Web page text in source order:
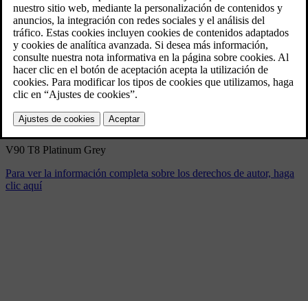
V90 T8 Platinum Grey
9/3/2024
Marcador
Compartir
Descargar
V90 T8 Platinum Grey
Para ver la información completa sobre los derechos de autor, haga
clic aquí